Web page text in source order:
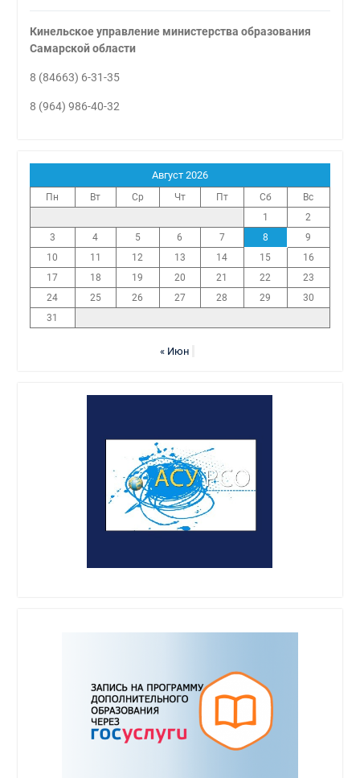
Кинельское управление министерства образования
Самарской области
8 (84663) 6-31-35
8 (964) 986-40-32
Август 2026
Пн Вт Ср Чт Пт Сб
Вс
1
2
3
4 5 6 7 8
9
10
11 12 13 14 15
16
17
18 19 20 21 22
23
24
25 26 27 28 29
30
31
« Июн